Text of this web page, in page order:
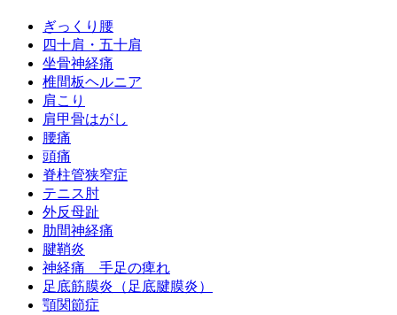
ぎっくり腰
四十肩・五十肩
坐骨神経痛
椎間板ヘルニア
肩こり
肩甲骨はがし
腰痛
頭痛
脊柱管狭窄症
テニス肘
外反母趾
肋間神経痛
腱鞘炎
神経痛 手足の痺れ
足底筋膜炎（足底腱膜炎）
顎関節症